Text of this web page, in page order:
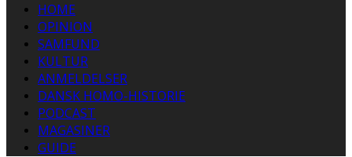
HOME
OPINION
SAMFUND
KULTUR
ANMELDELSER
DANSK HOMO-HISTORIE
PODCAST
MAGASINER
GUIDE